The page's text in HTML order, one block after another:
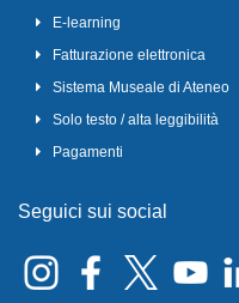
E-learning
Fatturazione elettronica
Sistema Museale di Ateneo
Solo testo / alta leggibilità
Pagamenti
Seguici sui social